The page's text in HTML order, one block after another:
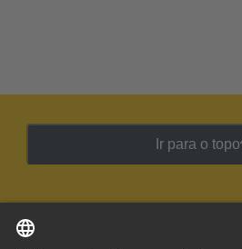
Ir para o topo